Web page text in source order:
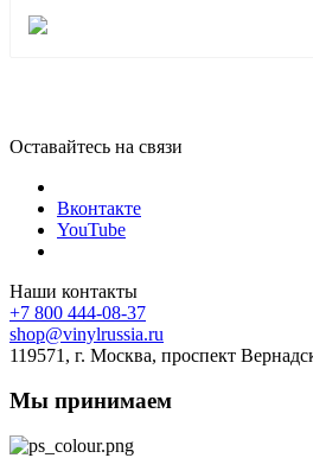
Оставайтесь на связи
Вконтакте
YouTube
Наши контакты
+7 800 444-08-37
shop@vinylrussia.ru
119571, г. Москва, проспект
Мы принимаем